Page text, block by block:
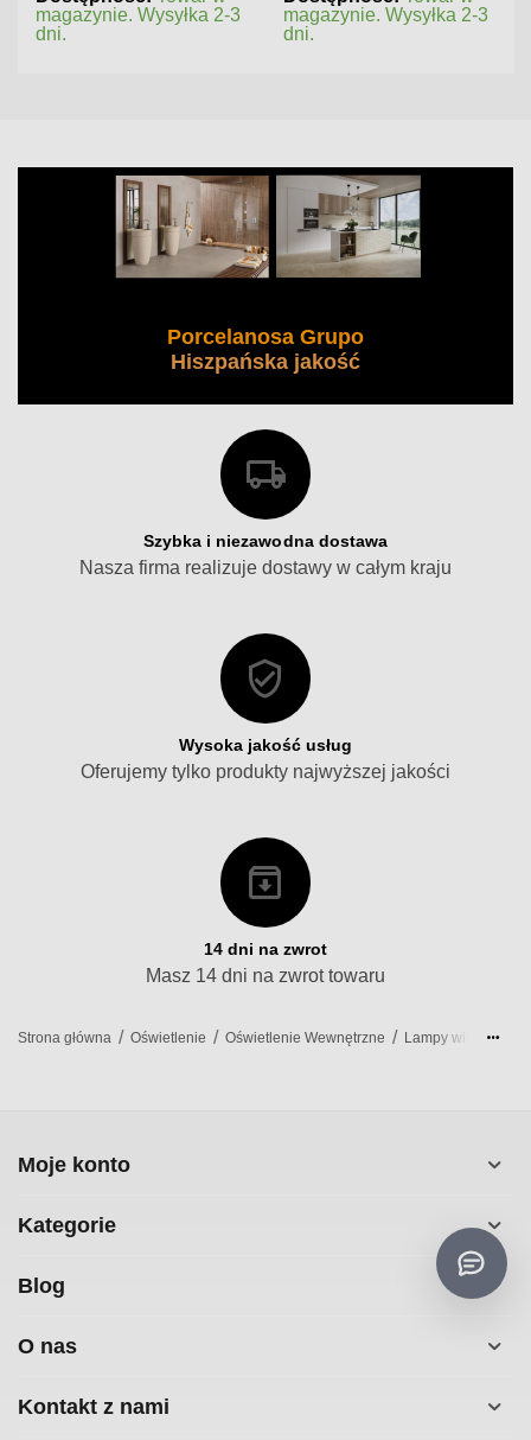
magazynie. Wysyłka 2-3
dni.
magazynie. Wysyłka 2-3
dni.
Porcelanosa Grupo
Hiszpańska jakość
Szybka i niezawodna dostawa
Nasza firma realizuje dostawy w całym kraju
Wysoka jakość usług
Oferujemy tylko produkty najwyższej jakości
14 dni na zwrot
Masz 14 dni na zwrot towaru
Strona główna / Oświetlenie / Oświetlenie Wewnętrzne / Lampy wiszące
Moje konto
Kategorie
Blog
O nas
Kontakt z nami